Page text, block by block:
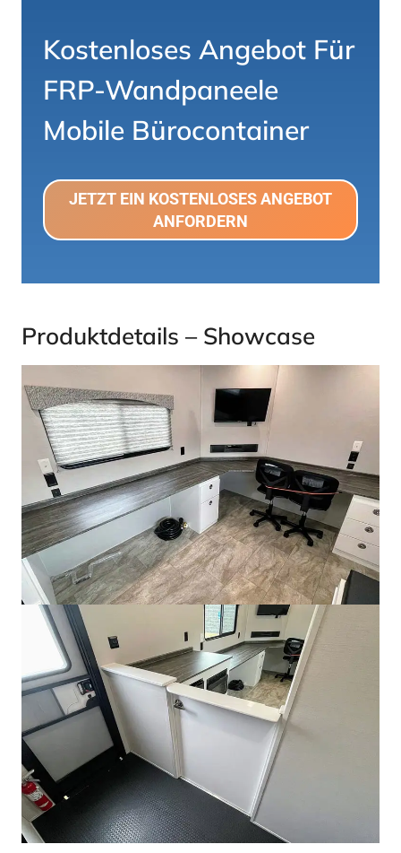
Kostenloses Angebot Für
FRP-Wandpaneele
Mobile Bürocontainer
JETZT EIN KOSTENLOSES ANGEBOT
ANFORDERN
Produktdetails – Showcase